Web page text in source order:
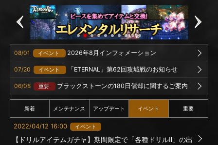
08/01 イベント 2026年8月インフォメーション
07/20 イベント 「ETERNAL」第62回攻城戦のお知らせ
06/08 重要 ブラックストーンの180日償却に関するご案内
新着 メンテナンス アップデート イベント 重要
2022/04/12 16:00 イベント
【ドリルアイテムガチャ】期間限定で「各種ドリルⅡ」の出